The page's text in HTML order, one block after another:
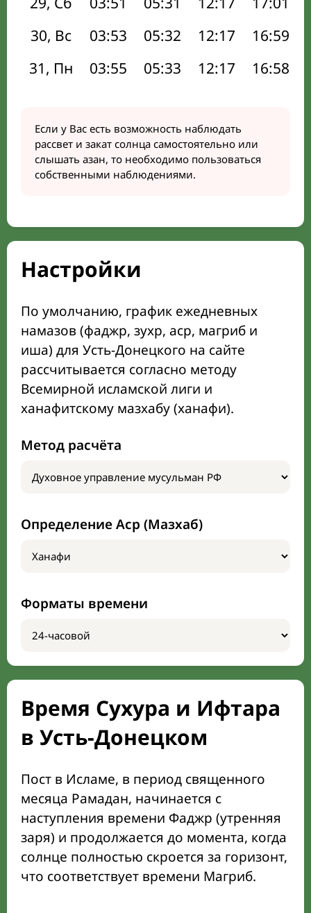
30, Вс
03:53 05:32 12:17 16:59
31, Пн
03:55 05:33 12:17 16:58
Если у Вас есть возможность наблюдать
рассвет и закат солнца самостоятельно или
слышать азан, то необходимо пользоваться
собственными наблюдениями.
Настройки
По умолчанию, график ежедневных
намазов (фаджр, зухр, аср, магриб и
иша) для Усть-Донецкого на сайте
рассчитывается согласно методу
Всемирной исламской лиги и
ханафитскому мазхабу (ханафи).
Метод расчёта
Определение Аср (Мазхаб)
Форматы времени
Время Сухура и Ифтара
в Усть-Донецком
Пост в Исламе, в период священного
месяца Рамадан, начинается с
наступления времени Фаджр (утренняя
заря) и продолжается до момента, когда
солнце полностью скроется за горизонт,
что соответствует времени Магриб.